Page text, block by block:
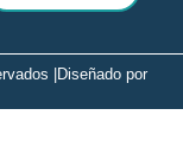
|
Diseñado por